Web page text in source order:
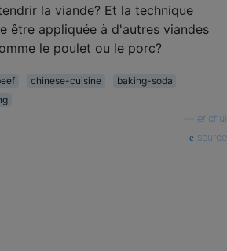
la viande? Et la technique
être appliquée à d'autres viandes
le poulet ou le porc?
chinese-cuisine
baking-soda
erichui
source